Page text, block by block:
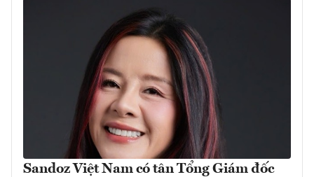
Sandoz Việt Nam có tân Tổng Giám đốc